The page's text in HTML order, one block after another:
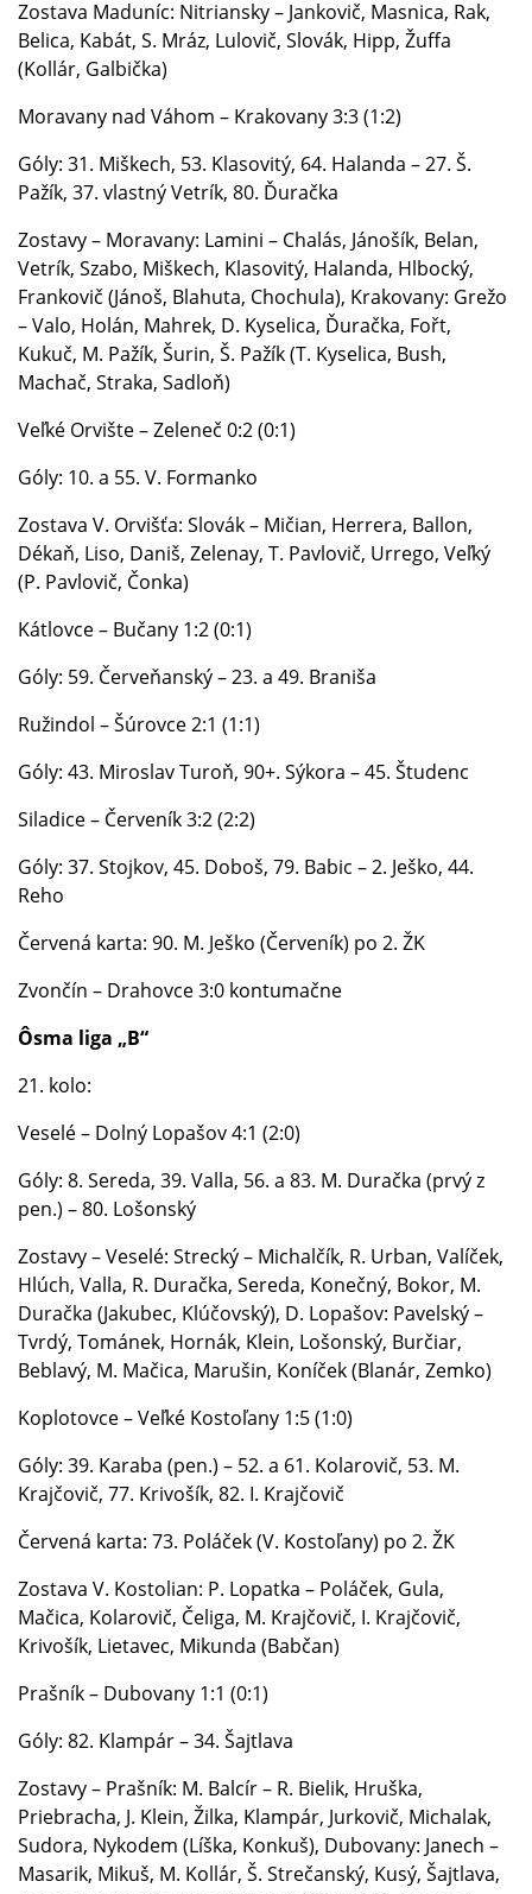
Zostava Maduníc: Nitriansky – Jankovič, Masnica, Rak,
Belica, Kabát, S. Mráz, Lulovič, Slovák, Hipp, Žuffa
(Kollár, Galbička)
Moravany nad Váhom – Krakovany 3:3 (1:2)
Góly: 31. Miškech, 53. Klasovitý, 64. Halanda – 27. Š.
Pažík, 37. vlastný Vetrík, 80. Ďuračka
Zostavy – Moravany: Lamini – Chalás, Jánošík, Belan,
Vetrík, Szabo, Miškech, Klasovitý, Halanda, Hlbocký,
Frankovič (Jánoš, Blahuta, Chochula), Krakovany: Grežo
– Valo, Holán, Mahrek, D. Kyselica, Ďuračka, Fořt,
Kukuč, M. Pažík, Šurin, Š. Pažík (T. Kyselica, Bush,
Machač, Straka, Sadloň)
Veľké Orvište – Zeleneč 0:2 (0:1)
Góly: 10. a 55. V. Formanko
Zostava V. Orvišťa: Slovák – Mičian, Herrera, Ballon,
Dékaň, Liso, Daniš, Zelenay, T. Pavlovič, Urrego, Veľký
(P. Pavlovič, Čonka)
Kátlovce – Bučany 1:2 (0:1)
Góly: 59. Červeňanský – 23. a 49. Braniša
Ružindol – Šúrovce 2:1 (1:1)
Góly: 43. Miroslav Turoň, 90+. Sýkora – 45. Študenc
Siladice – Červeník 3:2 (2:2)
Góly: 37. Stojkov, 45. Doboš, 79. Babic – 2. Ješko, 44.
Reho
Červená karta: 90. M. Ješko (Červeník) po 2. ŽK
Zvončín – Drahovce 3:0 kontumačne
Ôsma liga „B“
21. kolo:
Veselé – Dolný Lopašov 4:1 (2:0)
Góly: 8. Sereda, 39. Valla, 56. a 83. M. Duračka (prvý z
pen.) – 80. Lošonský
Zostavy – Veselé: Strecký – Michalčík, R. Urban, Valíček,
Hlúch, Valla, R. Duračka, Sereda, Konečný, Bokor, M.
Duračka (Jakubec, Klúčovský), D. Lopašov: Pavelský –
Tvrdý, Tománek, Hornák, Klein, Lošonský, Burčiar,
Beblavý, M. Mačica, Marušin, Koníček (Blanár, Zemko)
Koplotovce – Veľké Kostoľany 1:5 (1:0)
Góly: 39. Karaba (pen.) – 52. a 61. Kolarovič, 53. M.
Krajčovič, 77. Krivošík, 82. I. Krajčovič
Červená karta: 73. Poláček (V. Kostoľany) po 2. ŽK
Zostava V. Kostolian: P. Lopatka – Poláček, Gula,
Mačica, Kolarovič, Čeliga, M. Krajčovič, I. Krajčovič,
Krivošík, Lietavec, Mikunda (Babčan)
Prašník – Dubovany 1:1 (0:1)
Góly: 82. Klampár – 34. Šajtlava
Zostavy – Prašník: M. Balcír – R. Bielik, Hruška,
Priebracha, J. Klein, Žilka, Klampár, Jurkovič, Michalak,
Sudora, Nykodem (Líška, Konkuš), Dubovany: Janech –
Masarik, Mikuš, M. Kollár, Š. Strečanský, Kusý, Šajtlava,